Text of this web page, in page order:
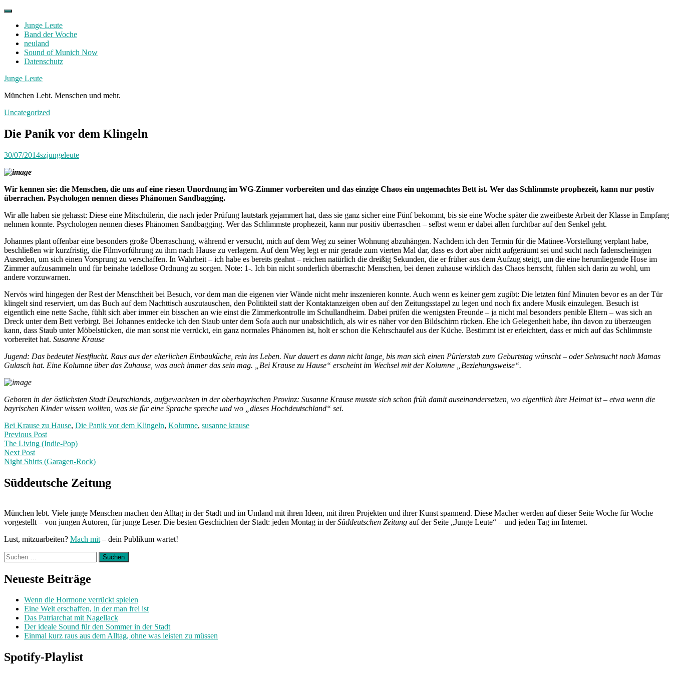
Skip
contentJunge Leute
Band der Woche
neuland
Sound of Munich Now
Datenschutz
Facebook
Twitter
Instagram
Junge Leute
München Lebt. Menschen und mehr.
Uncategorized
Die Panik vor dem Klingeln
30/07/2014szjungeleute
Wir kennen sie: die Menschen, die uns auf eine riesen Unordnung im WG-Zimmer vorbereiten und das einzige Chaos ein ungemachtes Bett ist. Wer das Schlimmste prophezeit, kann nur postiv
überrachen. Psychologen nennen dieses Phänomen Sandbagging.
Wir alle haben sie gehasst: Diese eine Mitschülerin, die nach jeder Prüfung lautstark gejammert hat, dass sie ganz sicher eine Fünf bekommt, bis sie eine Woche später die zweitbeste Arbeit der Klasse in Empfang
nehmen konnte. Psychologen nennen dieses Phänomen Sandbagging. Wer das Schlimmste prophezeit, kann nur positiv überraschen – selbst wenn er dabei allen furchtbar auf den Senkel geht.
Johannes plant offenbar eine besonders große Überraschung, während er versucht, mich auf dem Weg zu seiner Wohnung abzuhängen. Nachdem ich den Termin für die Matinee-Vorstellung verplant habe,
beschließen wir kurzfristig, die Filmvorführung zu ihm nach Hause zu verlagern. Auf dem Weg legt er mir gerade zum vierten Mal dar, dass es dort aber nicht aufgeräumt sei und sucht nach fadenscheinigen
Ausreden, um sich einen Vorsprung zu verschaffen. In Wahrheit – ich habe es bereits geahnt – reichen natürlich die dreißig Sekunden, die er früher aus dem Aufzug steigt, um die eine herumliegende Hose im
Zimmer aufzusammeln und für beinahe tadellose Ordnung zu sorgen. Note: 1-. Ich bin nicht sonderlich überrascht: Menschen, bei denen zuhause wirklich das Chaos herrscht, fühlen sich darin zu wohl, um
andere vorzuwarnen.
Nervös wird hingegen der Rest der Menschheit bei Besuch, vor dem man die eigenen vier Wände nicht mehr inszenieren konnte. Auch wenn es keiner gern zugibt: Die letzten fünf Minuten bevor es an der Tür
klingelt sind reserviert, um das Buch auf dem Nachttisch auszutauschen, den Politikteil statt der Kontaktanzeigen oben auf den Zeitungsstapel zu legen und noch fix andere Musik einzulegen. Besuch ist
eigentlich eine nette Sache, fühlt sich aber immer ein bisschen an wie einst die Zimmerkontrolle im Schullandheim. Dabei prüfen die wenigsten Freunde – ja nicht mal besonders penible Eltern – was sich an
Dreck unter dem Bett verbirgt. Bei Johannes entdecke ich den Staub unter dem Sofa auch nur unabsichtlich, als wir es näher vor den Bildschirm rücken. Ehe ich Gelegenheit habe, ihn davon zu überzeugen
kann, dass Staub unter Möbelstücken, die man sonst nie verrückt, ein ganz normales Phänomen ist, holt er schon die Kehrschaufel aus der Küche. Bestimmt ist er erleichtert, dass er mich auf das Schlimmste
vorbereitet hat. Susanne Krause
Jugend: Das bedeutet Nestflucht. Raus aus der elterlichen Einbauküche, rein ins Leben. Nur dauert es dann nicht lange, bis man sich einen Pürierstab zum Geburtstag wünscht – oder Sehnsucht nach Mamas
Gulasch hat. Eine Kolumne über das Zuhause, was auch immer das sein mag. „Bei Krause zu Hause“ erscheint im Wechsel mit der Kolumne „Beziehungsweise“.
Geboren in der östlichsten Stadt Deutschlands, aufgewachsen in der oberbayrischen Provinz: Susanne Krause musste sich schon früh damit auseinandersetzen, wo eigentlich ihre Heimat ist – etwa wenn die
bayrischen Kinder wissen wollten, was sie für eine Sprache spreche und wo „dieses Hochdeutschland“ sei.
Bei Krause zu Hause, Die Panik vor dem Klingeln, Kolumne, susanne krause
Post
navigation
Previous PostPrevious
post:
The Living (Indie-Pop)
Next Post
Night Shirts (Garagen-Rock)
Post:
Süddeutsche Zeitung
München lebt. Viele junge Menschen machen den Alltag in der Stadt und im Umland mit ihren Ideen, mit ihren Projekten und ihrer Kunst spannend. Diese Macher werden auf dieser Seite Woche für Woche
vorgestellt – von jungen Autoren, für junge Leser. Die besten Geschichten der Stadt: jeden Montag in derSüddeutschen Zeitung auf der Seite „Junge Leute“ – und jeden Tag im Internet.
Lust, mitzuarbeiten? Mach mit – dein Publikum wartet!
Suchen
nach:
Neueste Beiträge
Wenn die Hormone verrückt spielen
Eine Welt erschaffen, in der man frei ist
Das Patriarchat mit Nagellack
Der ideale Sound für den Sommer in der Stadt
Einmal kurz raus aus dem Alltag, ohne was leisten zu müssen
Spotify-Playlist